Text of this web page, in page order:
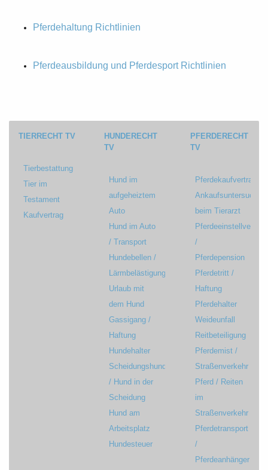
Pferdehaltung Richtlinien
Pferdeausbildung und Pferdesport Richtlinien
TIERRECHT TV
Tierbestattung
Tier im
Testament
Kaufvertrag
HUNDERECHT
TV
Hund im
aufgeheiztem
Auto
Hund im Auto
/ Transport
Hundebellen /
Lärmbelästigung
Urlaub mit
dem Hund
Gassigang /
Haftung
Hundehalter
Scheidungshund
/ Hund in der
Scheidung
Hund am
Arbeitsplatz
Hundesteuer
PFERDERECHT
TV
Pferdekaufvertrag
beim Tierarzt
Pferdeeinstellvertrag
/
Pferdepension
Pferdetritt /
Haftung
Pferdehalter
Weideunfall
Reitbeteiligung
Pferdemist /
Straßenverkehr
Pferd / Reiten
im
Straßenverkehr
Pferdetransport
/
Pferdeanhänger